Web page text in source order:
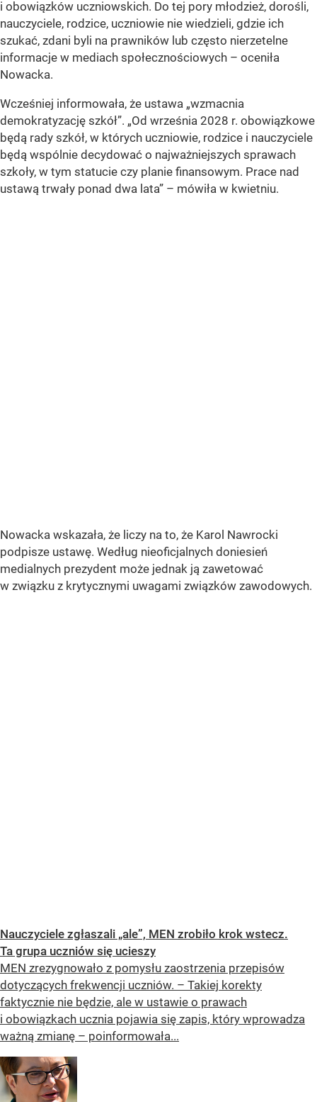
i obowiązków uczniowskich. Do tej pory młodzież, dorośli,
nauczyciele, rodzice, uczniowie nie wiedzieli, gdzie ich
szukać, zdani byli na prawników lub często nierzetelne
informacje w mediach społecznościowych – oceniła
Nowacka.
Wcześniej informowała, że ustawa „wzmacnia
demokratyzację szkół”. „Od września 2028 r. obowiązkowe
będą rady szkół, w których uczniowie, rodzice i nauczyciele
będą wspólnie decydować o najważniejszych sprawach
szkoły, w tym statucie czy planie finansowym. Prace nad
ustawą trwały ponad dwa lata” – mówiła w kwietniu.
Nowacka wskazała, że liczy na to, że Karol Nawrocki
podpisze ustawę. Według nieoficjalnych doniesień
medialnych prezydent może jednak ją zawetować
w związku z krytycznymi uwagami związków zawodowych.
Nauczyciele zgłaszali „ale”, MEN zrobiło krok wstecz.
Ta grupa uczniów się ucieszy
MEN zrezygnowało z pomysłu zaostrzenia przepisów
dotyczących frekwencji uczniów. – Takiej korekty
faktycznie nie będzie, ale w ustawie o prawach
i obowiązkach ucznia pojawia się zapis, który wprowadza
ważną zmianę – poinformowała...